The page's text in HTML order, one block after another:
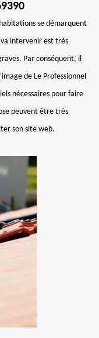
se démarquent
intervenir est très
Par conséquent, il
de Le Professionnel
nécessaires pour faire
peuvent être très
son site web.